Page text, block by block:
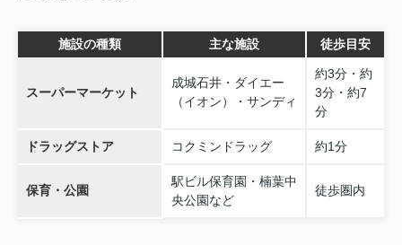
施設の種類 主な施設 徒歩目安
スーパーマーケット
成城石井・ダイエー
（イオン）・サンディ
約3分・約
3分・約7
分
ドラッグストア コクミンドラッグ 約1分
保育・公園
駅ビル保育園・楠葉中
央公園など
徒歩圏内